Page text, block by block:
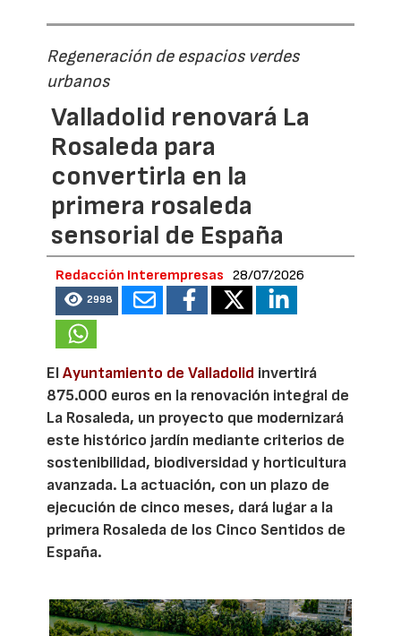
Regeneración de espacios verdes
urbanos
Valladolid renovará La
Rosaleda para
convertirla en la
primera rosaleda
sensorial de España
Redacción Interempresas 28/07/2026
2998
ElAyuntamiento de Valladolid invertirá
875.000 euros en la renovación integral de
La Rosaleda, un proyecto que modernizará
este histórico jardín mediante criterios de
sostenibilidad, biodiversidad y horticultura
avanzada. La actuación, con un plazo de
ejecución de cinco meses, dará lugar a la
primera Rosaleda de los Cinco Sentidos de
España.